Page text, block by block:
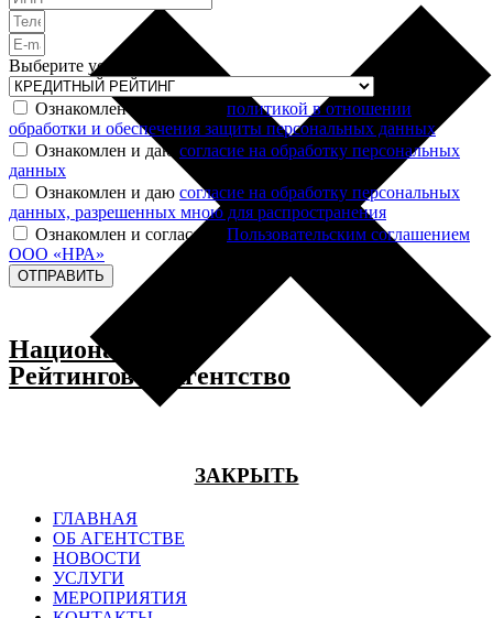
Выберите услугу
Ознакомлен и согласен с политикой в отношении
обработки и обеспечения защиты персональных данных
Ознакомлен и даю согласие на обработку персональных
данных
Ознакомлен и даю согласие на обработку персональных
данных, разрешенных мною для распространения
Ознакомлен и согласен с Пользовательским соглашением
ООО «НРА»
ОТПРАВИТЬ
Национальное
Рейтинговое Агентство
ЗАКРЫТЬ
ГЛАВНАЯ
ОБ АГЕНТСТВЕ
НОВОСТИ
УСЛУГИ
МЕРОПРИЯТИЯ